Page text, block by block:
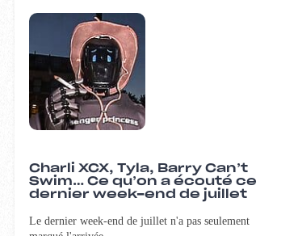
Charli XCX, Tyla, Barry Can’t
Swim… Ce qu’on a écouté ce
dernier week-end de juillet
Le dernier week-end de juillet n'a pas seulement